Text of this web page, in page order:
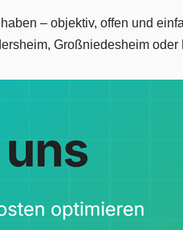
– objektiv, offen und
Großniedesheim